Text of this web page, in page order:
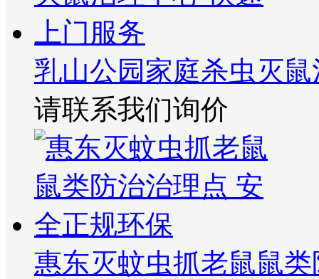
乳山公园家庭杀虫灭
请联系我们询价
惠东灭蚊虫抓老鼠鼠